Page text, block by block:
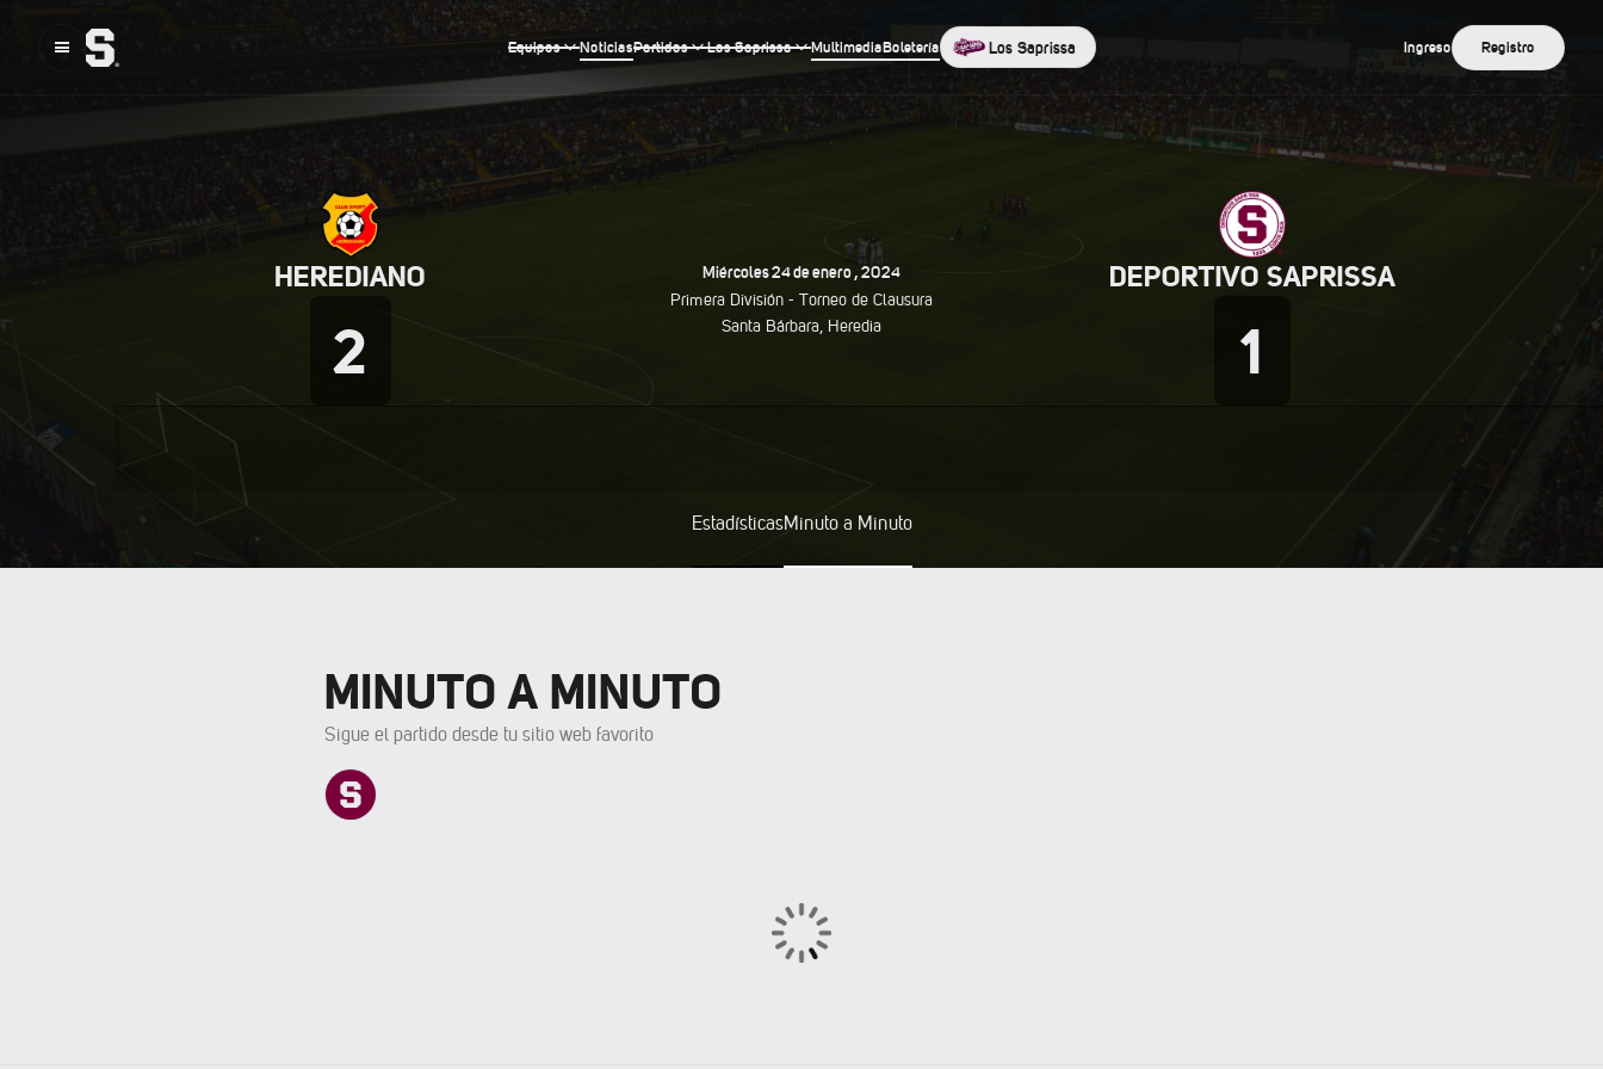
Equipos NoticiasPartidos Los Saprissa MultimediaBoletería Los Saprissa Ingreso Registro
HEREDIANO
2
Miércoles24DeEnero,2024
Primera División - Torneo de Clausura
Santa Bárbara, Heredia
DEPORTIVO SAPRISSA
1
EstadísticasMinuto a Minuto
MINUTO A MINUTO
Sigue el partido desde tu sitio web favorito